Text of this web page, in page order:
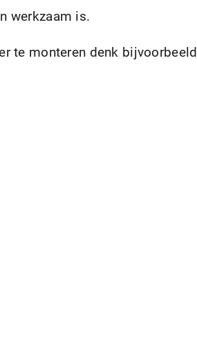
werkzaam is.
te monteren denk bijvoorbeeld